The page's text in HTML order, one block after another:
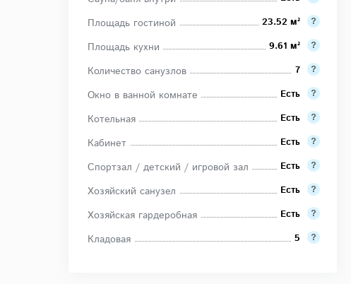
Площадь гостиной 23.52 м²
Площадь кухни 9.61 м²
Количество санузлов 7
Окно в ванной комнате Есть
Котельная Есть
Кабинет Есть
Спортзал / детский / игровой зал Есть
Хозяйский санузел Есть
Хозяйская гардеробная Есть
Кладовая 5